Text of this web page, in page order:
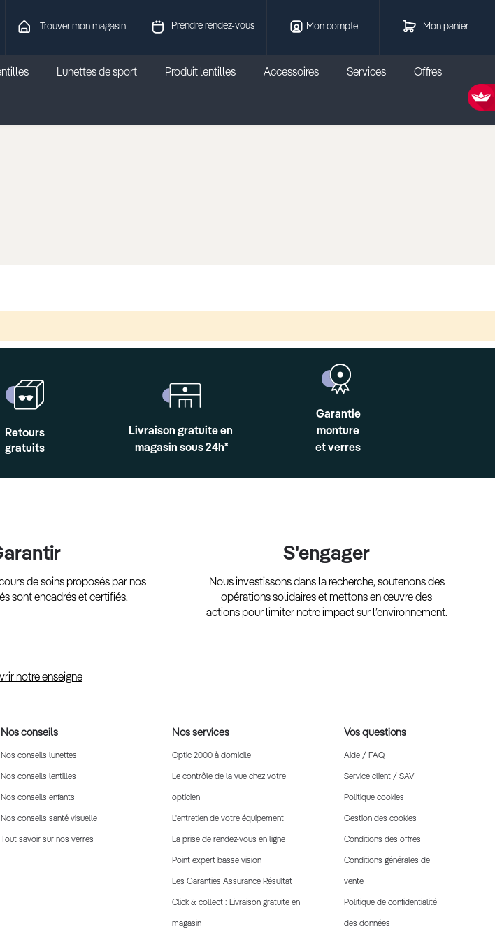
Mon panier
Prendre rendez-vous Mon compte
Trouver mon magasin
Lunettes de sport Produit lentilles Accessoires Services Offres
Retours
gratuits
Livraison gratuite en
magasin sous 24h*
Garantie
monture
et verres
de soins proposés par nos
sont encadrés et certifiés.
S'engager
Nous investissons dans la recherche, soutenons des
opérations solidaires et mettons en œuvre des
actions pour limiter notre impact sur l’environnement.
notre enseigne
Nos conseils
Nos conseils lunettes
Nos conseils lentilles
Nos conseils enfants
Nos conseils santé visuelle
Tout savoir sur nos verres
Nos services
Optic 2000 à domicile
Le contrôle de la vue chez votre
opticien
L'entretien de votre équipement
La prise de rendez-vous en ligne
Point expert basse vision
Les Garanties Assurance Résultat
Click & collect : Livraison gratuite en
magasin
Vos questions
Aide / FAQ
Service client / SAV
Politique cookies
Gestion des cookies
Conditions des offres
Conditions générales de
vente
Politique de confidentialité
des données